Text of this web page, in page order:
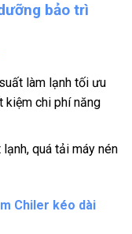
bảo trì
làm lạnh tối ưu
kiệm chi phí năng
quá tải máy nén
Chiler kéo dài